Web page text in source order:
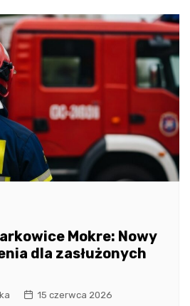
Mokre: Nowy
dla zasłużonych
15 czerwca 2026